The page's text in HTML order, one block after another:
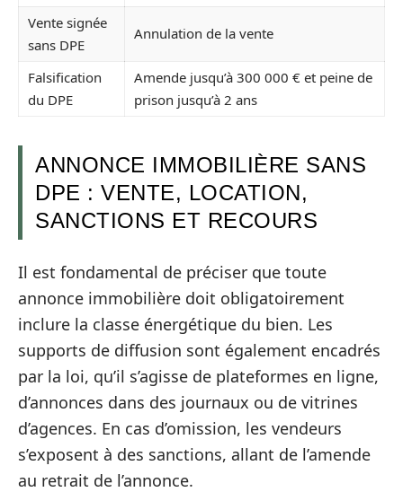
Vente signée
sans DPE
Annulation de la vente
Falsification
du DPE
Amende jusqu’à 300 000 € et peine de
prison jusqu’à 2 ans
ANNONCE IMMOBILIÈRE SANS
DPE : VENTE, LOCATION,
SANCTIONS ET RECOURS
Il est fondamental de préciser que toute
annonce immobilière doit obligatoirement
inclure la classe énergétique du bien. Les
supports de diffusion sont également encadrés
par la loi, qu’il s’agisse de plateformes en ligne,
d’annonces dans des journaux ou de vitrines
d’agences. En cas d’omission, les vendeurs
s’exposent à des sanctions, allant de l’amende
au retrait de l’annonce.